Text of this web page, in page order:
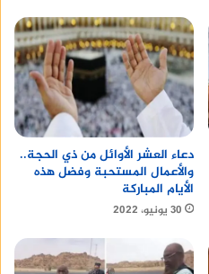
دعاء العشر الأوائل من ذي الحجة..
والأعمال المستحبة وفضل هذه
الأيام المباركة
30 يونيو، 2022